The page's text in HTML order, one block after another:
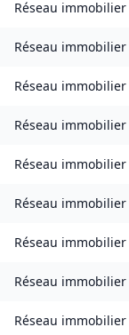
Réseau immobilier
Réseau immobilier
Réseau immobilier
Réseau immobilier
Réseau immobilier
Réseau immobilier
Réseau immobilier
Réseau immobilier
Réseau immobilier